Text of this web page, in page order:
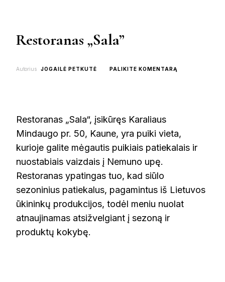
Restoranas „Sala”
Autorius JOGAILĖ PETKUTĖ PALIKITE KOMENTARĄ
Restoranas „Sala“, įsikūręs Karaliaus
Mindaugo pr. 50, Kaune, yra puiki vieta,
kurioje galite mėgautis puikiais patiekalais ir
nuostabiais vaizdais į Nemuno upę.
Restoranas ypatingas tuo, kad siūlo
sezoninius patiekalus, pagamintus iš Lietuvos
ūkininkų produkcijos, todėl meniu nuolat
atnaujinamas atsižvelgiant į sezoną ir
produktų kokybę​​.